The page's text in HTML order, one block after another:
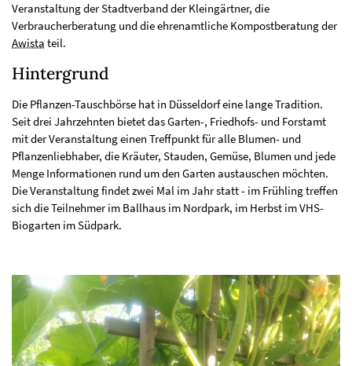
Veranstaltung der Stadtverband der Kleingärtner, die
Verbraucherberatung und die ehrenamtliche Kompostberatung der
Awista teil.
Hintergrund
Die Pflanzen-Tauschbörse hat in Düsseldorf eine lange Tradition.
Seit drei Jahrzehnten bietet das Garten-, Friedhofs- und Forstamt
mit der Veranstaltung einen Treffpunkt für alle Blumen- und
Pflanzenliebhaber, die Kräuter, Stauden, Gemüse, Blumen und jede
Menge Informationen rund um den Garten austauschen möchten.
Die Veranstaltung findet zwei Mal im Jahr statt - im Frühling treffen
sich die Teilnehmer im Ballhaus im Nordpark, im Herbst im VHS-
Biogarten im Südpark.